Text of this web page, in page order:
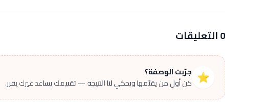
0 التعليقات
⭐ جرّبت الوصفة؟
كن أول من يقيّمها ويحكي لنا النتيجة — تقييمك يساعد غيرك يقرر.